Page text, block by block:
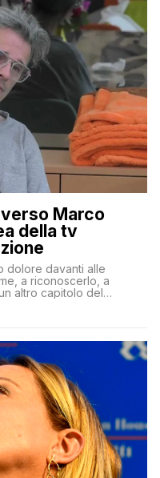
verso Marco
della tv
dolore davanti alle
a riconoscerlo, a
altro capitolo del